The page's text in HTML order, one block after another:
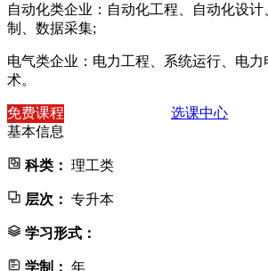
自动化类企业：自动化工程、自动化设
制、数据采集;
电气类企业：电力工程、系统运行、电
术。
免费课程 选课中心
基本信息
科类： 理工类
层次： 专升本
学习形式：
学制： 年